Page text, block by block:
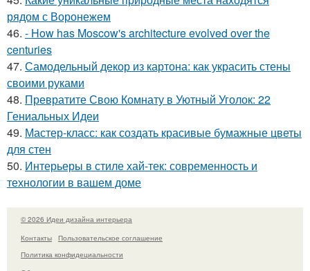
рядом с Воронежем
46. - How has Moscow's architecture evolved over the
centuries
47. Самодельный декор из картона: как украсить стены
своими руками
48. Превратите Свою Комнату в Уютный Уголок: 22
Гениальных Идеи
49. Мастер-класс: как создать красивые бумажные цветы
для стен
50. Интерьеры в стиле хай-тек: современность и
технологии в вашем доме
© 2026 Идеи дизайна интерьера
Контакты
Пользовательское соглашение
Политика конфидециальности